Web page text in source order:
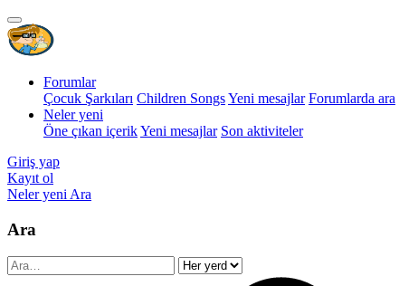
Forumlar
Çocuk Şarkıları Children SongsYeni mesajlar Forumlarda ara
Neler yeni
Öne çıkan içerikYeni mesajlar Son aktiviteler
Giriş yap
Kayıt ol
Neler yeni Ara
Ara